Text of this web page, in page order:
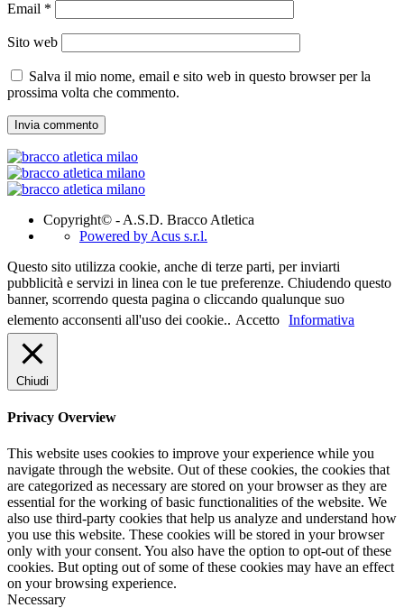
Email *
Sito web
Salva il mio nome, email e sito web in questo browser per la
prossima volta che commento.
Copyright© - A.S.D. Bracco Atletica
Powered by Acus s.r.l.
Questo sito utilizza cookie, anche di terze parti, per inviarti
pubblicità e servizi in linea con le tue preferenze. Chiudendo questo
banner, scorrendo questa pagina o cliccando qualunque suo
elemento acconsenti all'uso dei cookie.. Accetto Informativa
Chiudi
Privacy Overview
This website uses cookies to improve your experience while you
navigate through the website. Out of these cookies, the cookies that
are categorized as necessary are stored on your browser as they are
essential for the working of basic functionalities of the website. We
also use third-party cookies that help us analyze and understand how
you use this website. These cookies will be stored in your browser
only with your consent. You also have the option to opt-out of these
cookies. But opting out of some of these cookies may have an effect
on your browsing experience.
Necessary